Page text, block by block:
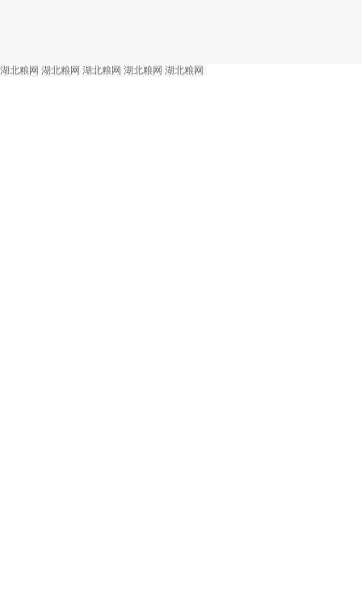
湖北粮网 湖北粮网 湖北粮网 湖北粮网 湖北粮网